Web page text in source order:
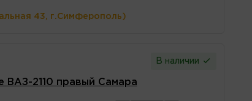
43, г.Симферополь)
В наличии
ВАЗ-2110 правый Самара